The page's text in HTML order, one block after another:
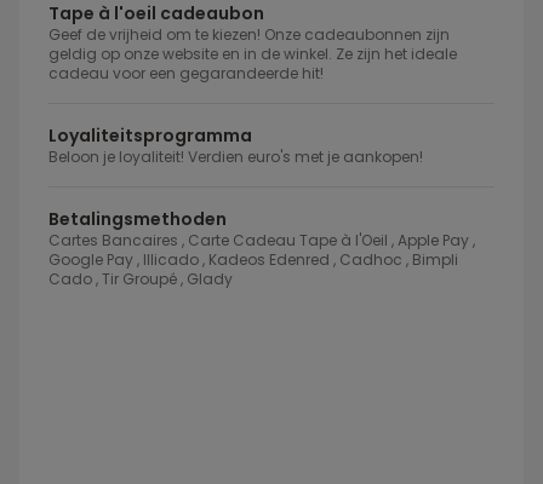
Tape à l'oeil cadeaubon
Geef de vrijheid om te kiezen! Onze cadeaubonnen zijn
geldig op onze website en in de winkel. Ze zijn het ideale
cadeau voor een gegarandeerde hit!
Loyaliteitsprogramma
Beloon je loyaliteit! Verdien euro's met je aankopen!
Betalingsmethoden
Cartes Bancaires , Carte Cadeau Tape à l'Oeil , Apple Pay ,
Google Pay , Illicado , Kadeos Edenred , Cadhoc , Bimpli
Cado , Tir Groupé , Glady